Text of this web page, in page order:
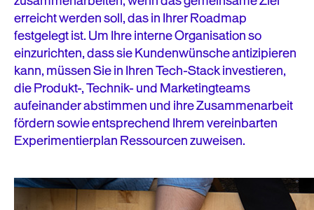
erreicht werden soll, das in Ihrer Roadmap
festgelegt ist. Um Ihre interne Organisation so
einzurichten, dass sie Kundenwünsche antizipieren
kann, müssen Sie in Ihren Tech-Stack investieren,
die Produkt-, Technik- und Marketingteams
aufeinander abstimmen und ihre Zusammenarbeit
fördern sowie entsprechend Ihrem vereinbarten
Experimentierplan Ressourcen zuweisen.